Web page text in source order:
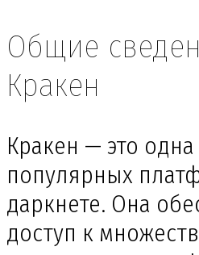
Общие
Кракен
Кракен — это
популярных
даркнете. Она
доступ к